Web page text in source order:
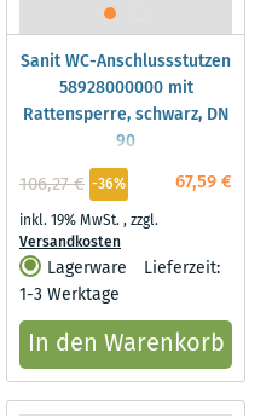
Sanit WC-Anschlussstutzen
58928000000 mit
Rattensperre, schwarz, DN
90
67,59 €
106,27 € -36%
inkl. 19% MwSt.,zzgl.
Versandkosten
Lagerware
Lieferzeit:
1-3 Werktage
In den Warenkorb